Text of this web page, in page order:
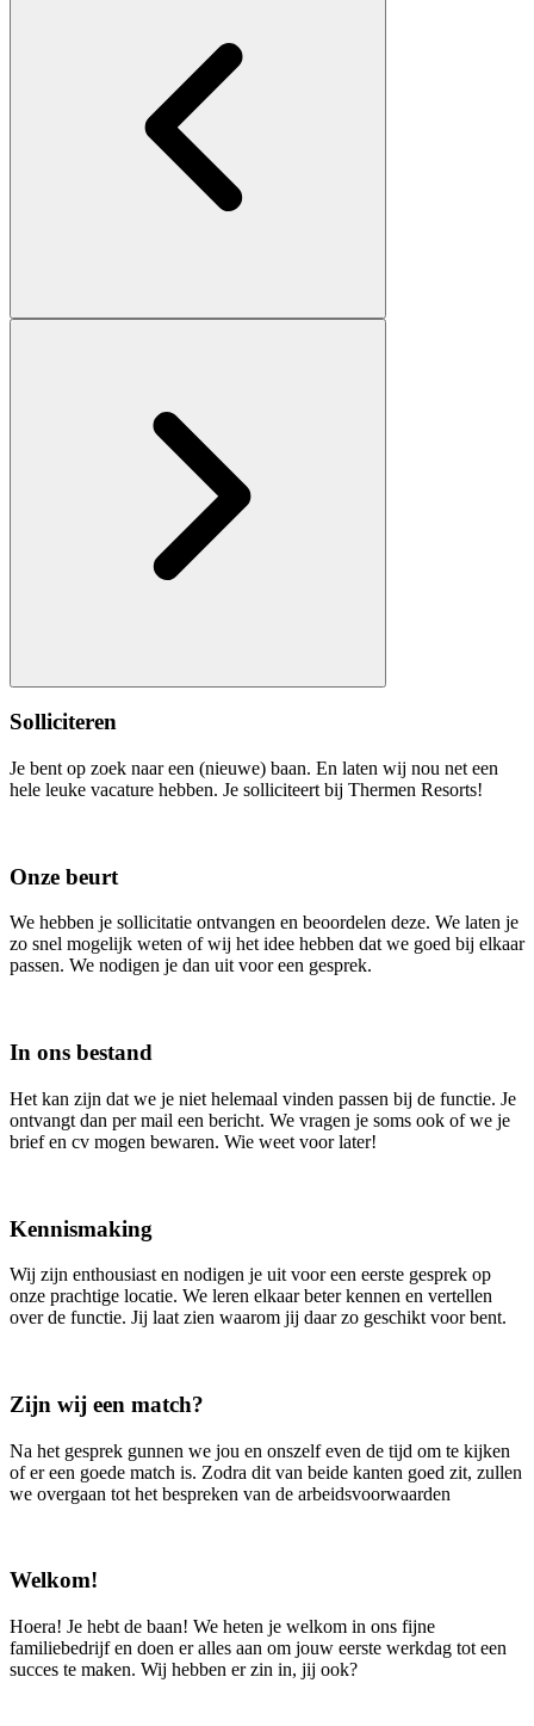
Solliciteren
Je bent op zoek naar een (nieuwe) baan. En laten wij nou net een
hele leuke vacature hebben. Je solliciteert bij Thermen Resorts!
Onze beurt
We hebben je sollicitatie ontvangen en beoordelen deze. We laten je
zo snel mogelijk weten of wij het idee hebben dat we goed bij elkaar
passen. We nodigen je dan uit voor een gesprek.
In ons bestand
Het kan zijn dat we je niet helemaal vinden passen bij de functie. Je
ontvangt dan per mail een bericht. We vragen je soms ook of we je
brief en cv mogen bewaren. Wie weet voor later!
Kennismaking
Wij zijn enthousiast en nodigen je uit voor een eerste gesprek op
onze prachtige locatie. We leren elkaar beter kennen en vertellen
over de functie. Jij laat zien waarom jij daar zo geschikt voor bent.
Zijn wij een match?
Na het gesprek gunnen we jou en onszelf even de tijd om te kijken
of er een goede match is. Zodra dit van beide kanten goed zit, zullen
we overgaan tot het bespreken van de arbeidsvoorwaarden
Welkom!
Hoera! Je hebt de baan! We heten je welkom in ons fijne
familiebedrijf en doen er alles aan om jouw eerste werkdag tot een
succes te maken. Wij hebben er zin in, jij ook?